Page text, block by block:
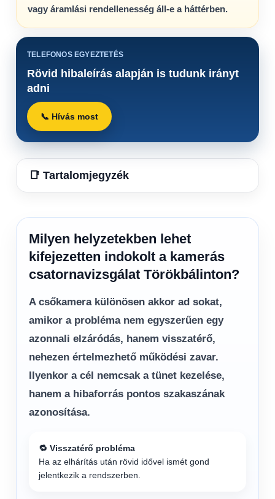
vagy áramlási rendellenesség áll-e a háttérben.
TELEFONOS EGYEZTETÉS
Rövid hibaleírás alapján is tudunk irányt
adni
📞 Hívás most
📑 Tartalomjegyzék
Milyen helyzetekben lehet
kifejezetten indokolt a kamerás
csatornavizsgálat Törökbálinton?
A csőkamera különösen akkor ad sokat,
amikor a probléma nem egyszerűen egy
azonnali elzáródás, hanem visszatérő,
nehezen értelmezhető működési zavar.
Ilyenkor a cél nemcsak a tünet kezelése,
hanem a hibaforrás pontos szakaszának
azonosítása.
🔁 Visszatérő probléma
Ha az elhárítás után rövid idővel ismét gond
jelentkezik a rendszerben.